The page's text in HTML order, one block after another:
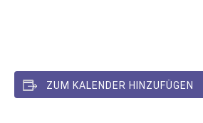
ZUM KALENDER HINZUFÜGEN